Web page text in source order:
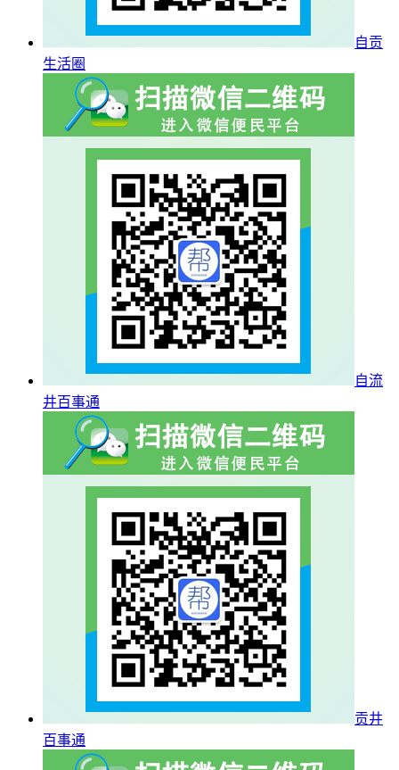
自贡
生活圈
自流
井百事通
贡井
百事通